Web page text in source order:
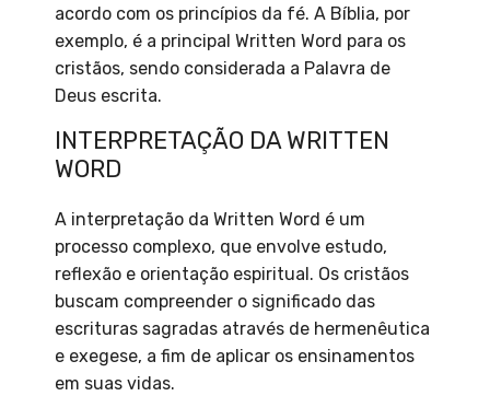
acordo com os princípios da fé. A Bíblia, por
exemplo, é a principal Written Word para os
cristãos, sendo considerada a Palavra de
Deus escrita.
INTERPRETAÇÃO DA WRITTEN
WORD
A interpretação da Written Word é um
processo complexo, que envolve estudo,
reflexão e orientação espiritual. Os cristãos
buscam compreender o significado das
escrituras sagradas através de hermenêutica
e exegese, a fim de aplicar os ensinamentos
em suas vidas.